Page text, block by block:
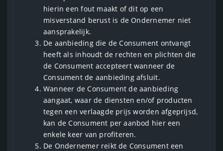
hierin een fout maakt of dit op een
misverstand berust is de Ondernemer niet
aansprakelijk.
De aanbieding die de Consument ontvangt
heeft als inhoudt de rechten en plichten die
de Consument accepteert wanneer de
Consument de aanbieding afsluit.
Wanneer de Consument de aanbieding
aangaat, waar de diensten en/of producten
tegen een verlaagde prijs worden afgeprijsd,
kan de Consument per aanbod hier een
enkele keer van profiteren.
De Ondernemer reikt de Consument een